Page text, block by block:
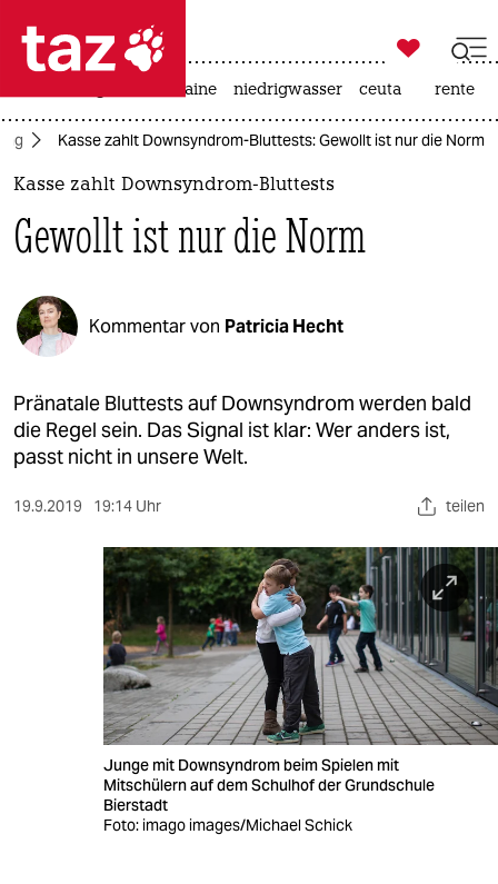
 taz zahl ich
taz zahl ich
politik
öko
gesellschaft
kultur
sport
berlin
veranstaltungen
fragen & hilfe

taz zahl ich
krieg in der ukraine niedrigwasser ceuta rente
Kasse zahlt Downsyndrom-Bluttests: Gewollt ist nur die Norm
Kasse zahlt Downsyndrom-Bluttests
Gewollt ist nur die Norm
Kommentar von Patricia Hecht
Pränatale Bluttests auf Downsyndrom werden bald
die Regel sein. Das Signal ist klar: Wer anders ist,
passt nicht in unsere Welt.
19.9.2019 19:14 Uhr teilen
Junge mit Downsyndrom beim Spielen mit
Mitschülern auf dem Schulhof der Grundschule
Bierstadt
Foto: imago images/Michael Schick